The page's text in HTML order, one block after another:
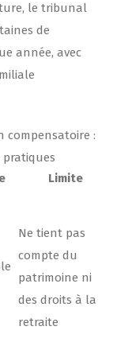
le tribunal
de
année, avec
compensatoire :
pratiques
Limite
Ne tient pas
compte du
patrimoine ni
des droits à la
retraite